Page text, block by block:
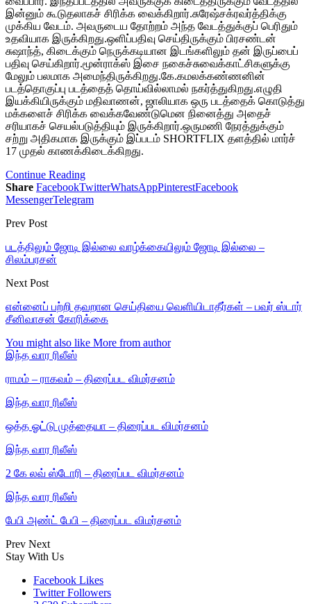
இன்னும் கூடுதலாகச் சிரிக்க வைக்கிறார்.சுரேஷ்சக்ரவர்த்திக்கு
முக்கிய வேடம். அவருடைய தோற்றம் அந்த வேடத்துக்குப் பெரிதும்
உதவியாக இருக்கிறது.ஒளிப்பதிவு செய்திருக்கும் பிரசண்டன்
சுஷாந்த், கிடைக்கும் நெருக்கடியான இடங்களிலும் தன் இருப்பைப்
பதிவு செய்கிறார்.மூன்ராக்ஸ் இசை நகைச்சுவைக்காட்சிகளுக்கு
மேலும் பலமாக அமைந்திருக்கிறது.கே.கமலக்கண்ணனின்
படத்தொகுப்பு படத்தைத் தொய்வில்லாமல் நகர்த்துகிறது.எழுதி
இயக்கியிருக்கும் மதிவாணன், ஜாலியாக ஒரு படத்தைக் கொடுத்து
மக்களைச் சிரிக்க வைக்கவேண்டுமென நினைத்து அதைச்
சரியாகச் செயல்படுத்தியும் இருக்கிறார்.ஒருமணி நேரத்துக்கும்
சற்று அதிகமாக இருக்கும் இப்படம் SHORTFLIX தளத்தில் மார்ச்
17 முதல் காணக்கிடைக்கிறது.
Continue Reading
Share FacebookTwitterWhatsAppPinterestFacebook
MessengerTelegram
Prev Post
படத்திலும் ஜோடி இல்லை வாழ்க்கையிலும் ஜோடி இல்லை –
சிலம்பரசன்
Next Post
என்னைப் பற்றி தவறான செய்தியை வெளியிடாதீர்கள் – பவர் ஸ்டார்
சீனிவாசன் கோரிக்கை
You might also like More from author
இந்த வார ரிலீஸ்
ராமம் – ராகவம் – திரைப்பட விமர்சனம்
இந்த வார ரிலீஸ்
ஒத்த ஓட்டு முத்தையா – திரைப்பட விமர்சனம்
இந்த வார ரிலீஸ்
2 கே லவ் ஸ்டோரி – திரைப்பட விமர்சனம்
இந்த வார ரிலீஸ்
பேபி அண்ட் பேபி – திரைப்பட விமர்சனம்
Prev Next
Stay With Us
Facebook Likes
Twitter Followers